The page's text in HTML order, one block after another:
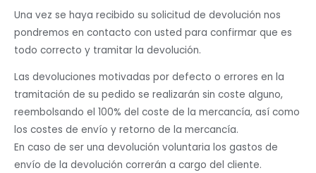
Una vez se haya recibido su solicitud de devolución nos
pondremos en contacto con usted para confirmar que es
todo correcto y tramitar la devolución.
Las devoluciones motivadas por defecto o errores en la
tramitación de su pedido se realizarán sin coste alguno,
reembolsando el 100% del coste de la mercancía, así como
los costes de envío y retorno de la mercancía.
En caso de ser una devolución voluntaria los gastos de
envío de la devolución correrán a cargo del cliente.